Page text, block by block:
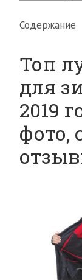
Содержание
Топ
для
2019
фото,